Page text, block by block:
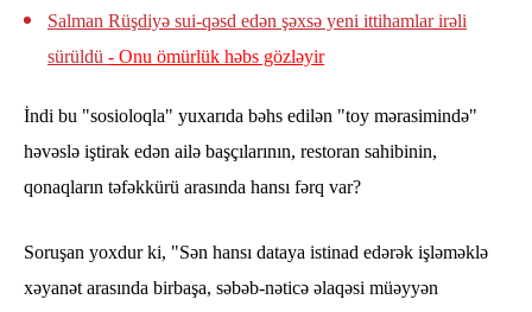
Salman Rüşdiyə sui-qəsd edən şəxsə yeni ittihamlar irəli
sürüldü - Onu ömürlük həbs gözləyir
İndi bu "sosioloqla" yuxarıda bəhs edilən "toy mərasimində"
həvəslə iştirak edən ailə başçılarının, restoran sahibinin,
qonaqların təfəkkürü arasında hansı fərq var?
Soruşan yoxdur ki, "Sən hansı dataya istinad edərək işləməklə
xəyanət arasında birbaşa, səbəb-nəticə əlaqəsi müəyyən